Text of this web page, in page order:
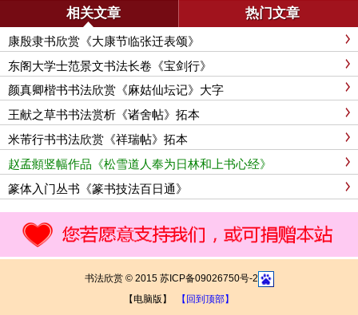
相关文章 热门文章
康殷隶书欣赏《大康节临张迁表颂》
东阁大学士范景文书法长卷《宝剑行》
颜真卿楷书书法欣赏《麻姑仙坛记》大字
王献之草书书法赏析《诸舍帖》拓本
米芾行书书法欣赏《祥瑞帖》拓本
赵孟頫竖幅作品《松雪道人奉为日林和上书心经》
篆体入门丛书《篆书技法百日通》
书法欣赏 © 2015 苏ICP备09026750号-2
【电脑版】
【回到顶部】